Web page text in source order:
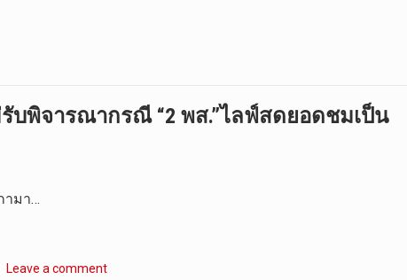
บพิจารณากรณี “2 พส.”ไลฟ์สดยอดชมเป็น
ามา…
Leave a comment